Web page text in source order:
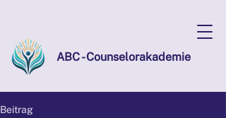
ABC - Counselorakademie
Beitrag